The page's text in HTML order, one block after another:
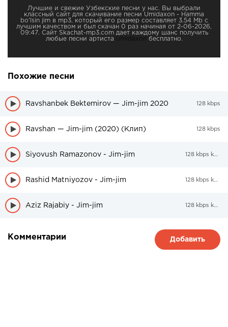
Лучшие и свежие Узбекские песни у нас. Вы выбрали
классный сайт для скачивание песни Umidaxon - Hamma
bo'lsin jim в mp3, который его размер составляет 3.54 Mb с
лучшим качеством и был скачан 0 раз начиная от 2-06-2026,
09:47. Сайт Skachat-mp3.com дает каждому шанс получить
любые песни артиста
Umidaxon бесплатно.
Похожие песни
Ravshanbek Bektemirov — Jim-jim 2020 128 kbps
Ravshan — Jim-jim (2020) (Клип) 128 kbps
Siyovush Ramazonov - Jim-jim 128 kbps kbps
Rashid Matniyozov - Jim-jim 128 kbps kbps
Aziz Rajabiy - Jim-jim 128 kbps kbps
Комментарии Добавить